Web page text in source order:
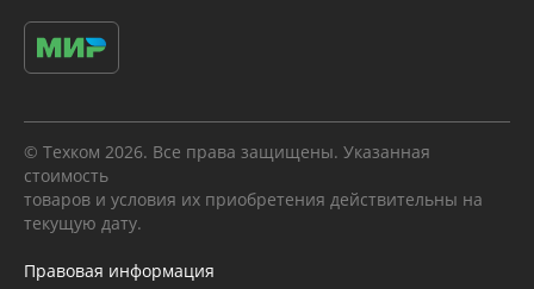
© Техком 2026. Все права защищены. Указанная
стоимость
товаров и условия их приобретения действительны на
текущую дату.
Правовая информация